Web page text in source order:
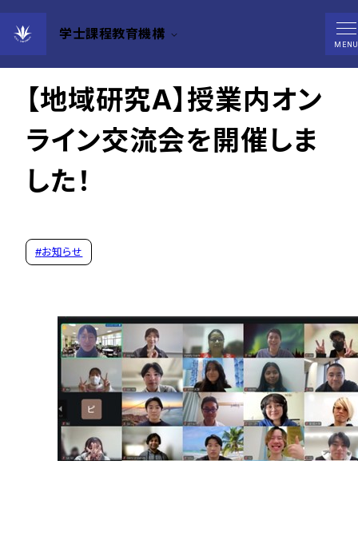
学士課程教育機構
MENU
2025年12月24日
【地域研究A】授業内オン
ライン交流会を開催しま
した！
#お知らせ